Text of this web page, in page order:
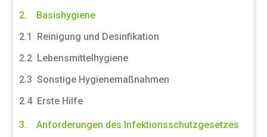
2. Basishygiene
2.1 Reinigung und Desinfikation
2.2 Lebensmittelhygiene
2.3 Sonstige Hygienemaßnahmen
2.4 Erste Hilfe
3. Anforderungen des Infektionsschutzgesetzes